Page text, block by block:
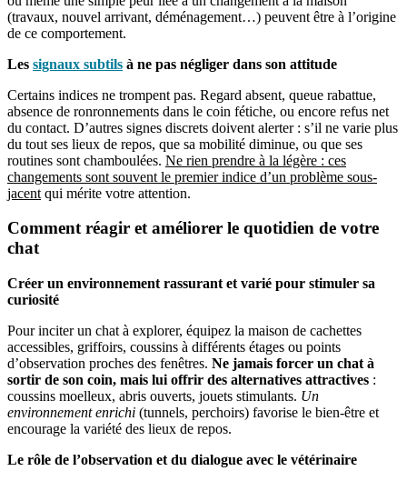
(travaux, nouvel arrivant, déménagement…) peuvent être à l’origine
de ce comportement.
Les signaux subtils à ne pas négliger dans son attitude
Certains indices ne trompent pas. Regard absent, queue rabattue,
absence de ronronnements dans le coin fétiche, ou encore refus net
du contact. D’autres signes discrets doivent alerter : s’il ne varie plus
du tout ses lieux de repos, que sa mobilité diminue, ou que ses
routines sont chamboulées. Ne rien prendre à la légère : ces
changements sont souvent le premier indice d’un problème sous-
jacent qui mérite votre attention.
Comment réagir et améliorer le quotidien de votre
chat
Créer un environnement rassurant et varié pour stimuler sa
curiosité
Pour inciter un chat à explorer, équipez la maison de cachettes
accessibles, griffoirs, coussins à différents étages ou points
d’observation proches des fenêtres. Ne jamais forcer un chat à
sortir de son coin, mais lui offrir des alternatives attractives :
coussins moelleux, abris ouverts, jouets stimulants. Un
environnement enrichi (tunnels, perchoirs) favorise le bien-être et
encourage la variété des lieux de repos.
Le rôle de l’observation et du dialogue avec le vétérinaire